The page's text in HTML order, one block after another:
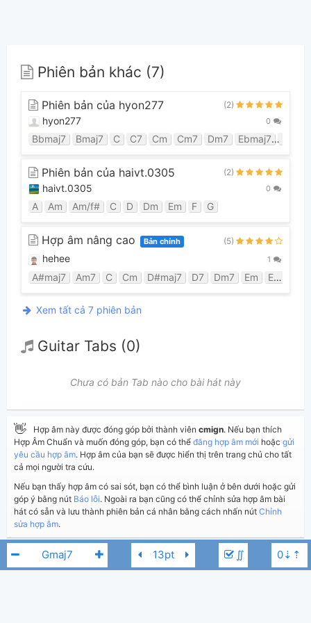
∬
Phiên bản khác (7)
Phiên bản của hyon277 (2)
hyon277 0
Bbmaj7 Bmaj7 C C7 Cm Cm7 Dm7 Ebmaj7
Phiên bản của haivt.0305 (2)
haivt.0305 0
A Am Am/f# C D Dm Em F G
Hợp âm nâng cao Bản chính (5)
hehee 1
A#maj7 Am7 C Cm D#maj7 D7 Dm7 Em Emaj7
Xem tất cả 7 phiên bản
Guitar Tabs (0)
Chưa có bản Tab nào cho bài hát này
👋 Hợp âm này được đóng góp bởi thành viên cmign. Nếu bạn thích
Hợp Âm Chuẩn và muốn đóng góp, bạn có thể đăng hợp âm mới hoặc gửi
yêu cầu hợp âm. Hợp âm của bạn sẽ được hiển thị trên trang chủ cho tất
cả mọi người tra cứu.
Nếu bạn thấy hợp âm có sai sót, bạn có thể bình luận ở bên dưới hoặc gửi
góp ý bằng nút Báo lỗi. Ngoài ra bạn cũng có thể chỉnh sửa hợp âm bài
hát có sẵn và lưu thành phiên bản cá nhân bằng cách nhấn nút Chỉnh
sửa hợp âm.
Thêm vào In ra giấy